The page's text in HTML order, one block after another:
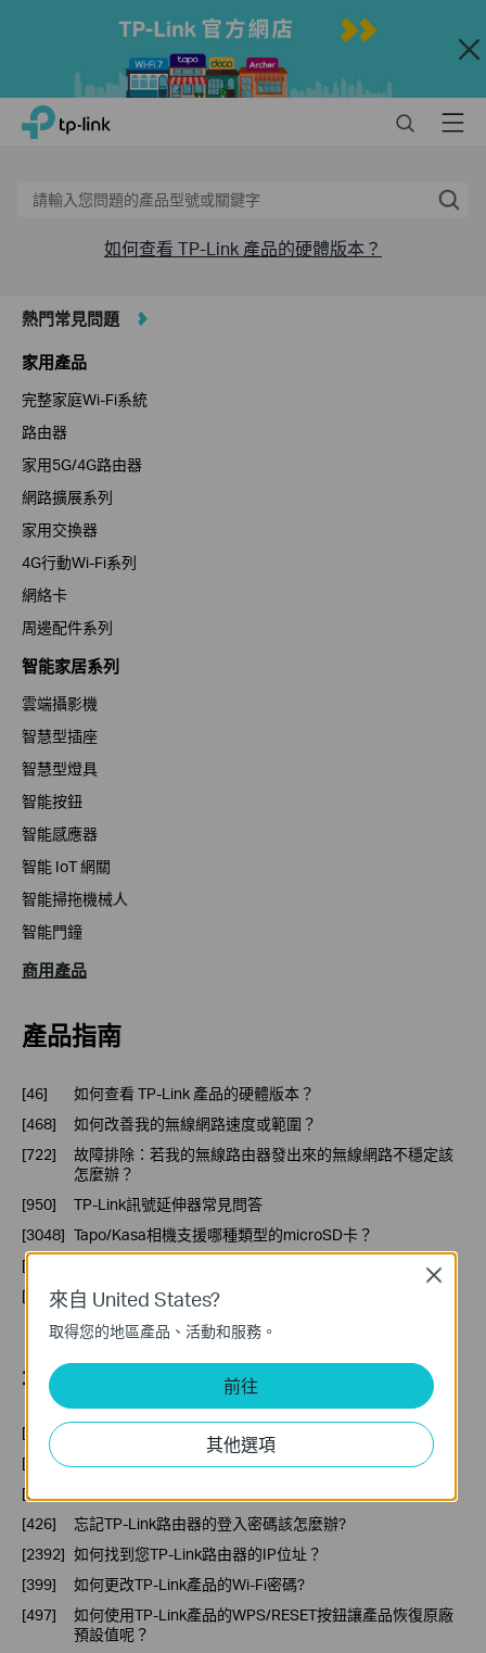
Close
Click
navigation
TP-Link, Reliably Smart SearchMenu
如何查看 TP-Link 產品的硬體版本？
熱門常見問題
家用產品
完整家庭Wi-Fi系統
路由器
家用5G/4G路由器
網路擴展系列
家用交換器
4G行動Wi-Fi系列
網絡卡
周邊配件系列
智能家居系列
雲端攝影機
智慧型插座
智慧型燈具
智能按鈕
智能感應器
智能 IoT 網關
智能掃拖機械人
智能門鐘
商用產品
產品指南
[46]
如何查看 TP-Link 產品的硬體版本？
[468]
如何改善我的無線網路速度或範圍？
[722]
故障排除：若我的無線路由器發出來的無線網路不穩定該
怎麼辦？
[950]
TP-Link訊號延伸器常見問答
[3048] Tapo/Kasa相機支援哪種類型的microSD卡？
[3408]
[4128] Tapo 智慧紅外線與IoT Hub (Tapo H110、Tapo H110C、
TH11) 常見問題解答
最多瀏覽
[87]
如何登入至 TP-Link 無線路由器的網頁管理介面？
[46]
如何查看 TP-Link 產品的硬體版本？
[2394]
[426]
忘記TP-Link路由器的登入密碼該怎麼辦?
[2392] 如何找到您TP-Link路由器的IP位址？
[399]
如何更改TP-Link產品的Wi-Fi密碼?
[497]
如何使用TP-Link產品的WPS/RESET按鈕讓產品恢復原廠
預設值呢？
來自 United States?
取得您的地區產品、活動和服務。
前往
其他選項
Close